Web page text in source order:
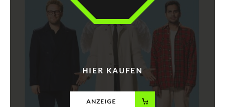
HIER KAUFEN
ANZEIGE